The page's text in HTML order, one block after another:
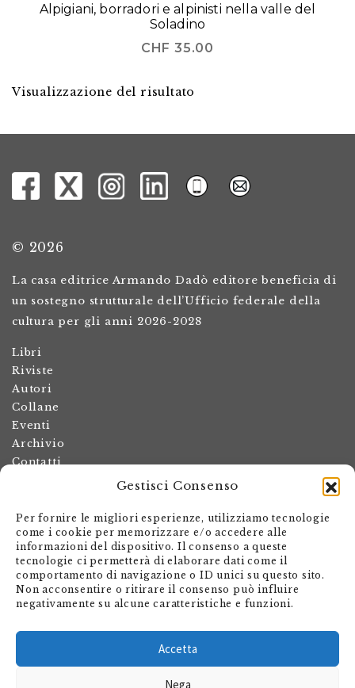
Gestisci Consenso
Per fornire le migliori esperienze, utilizziamo tecnologie
come i cookie per memorizzare e/o accedere alle
informazioni del dispositivo. Il consenso a queste
tecnologie ci permetterà di elaborare dati come il
comportamento di navigazione o ID unici su questo sito.
Non acconsentire o ritirare il consenso può influire
negativamente su alcune caratteristiche e funzioni.
Accetta
Nega
Alpigiani, borradori e alpinisti nella valle del
Soladino
CHF 35.00
Visualizzazione del risultato
© 2026
La casa editrice Armando Dadò editore beneficia di
un sostegno strutturale dell’Ufficio federale della
cultura per gli anni 2026-2028
Libri
Riviste
Autori
Collane
Eventi
Archivio
Contatti
Termini e condizioni
Spese di spedizione
Politica dei resi
Informativa sulla privacy
Il mio account
Carrello
Via Giovanni Antonio Orelli 29
Casella postale 563